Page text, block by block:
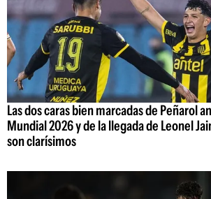
Las dos caras bien marcadas de Peñarol
Mundial 2026 y de la llegada de Leonel
son clarísimos